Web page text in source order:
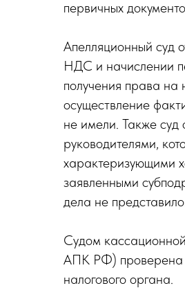
первичных
Апелляционный суд
НДС и начислении
получения права на
осуществление
не имели. Также суд
руководителями,
характеризующими
заявленными
дела не
Судом
АПК РФ) проверена
налогового органа.